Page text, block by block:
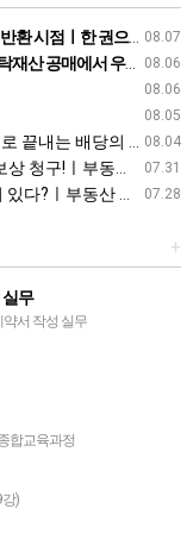
08.07
으로 끝내는 배당의 정석
08.06
선순위에 따른 배당 방법
08.06
08.05
08.04
내는 배당의 정석
07.31
산 재테크 상식 사전
07.28
재테크 상식 사전
+
실무
약서 작성 실무
합교육과정
)